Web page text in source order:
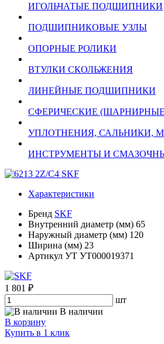
ИГОЛЬЧАТЫЕ ПОДШИПНИКИ
ПОДШИПНИКОВЫЕ УЗЛЫ
ОПОРНЫЕ РОЛИКИ
ВТУЛКИ СКОЛЬЖЕНИЯ
ЛИНЕЙНЫЕ ПОДШИПНИКИ
СФЕРИЧЕСКИЕ
УПЛОТНЕНИЯ, САЛЬНИКИ,
ИНСТРУМЕНТЫ И
Характеристики
Бренд SKF
Внутренний диаметр (мм) 65
Наружный диаметр (мм) 120
Ширина (мм) 23
Артикул УТ УТ000019371
1 801 ₽
шт
В наличии
В корзину
Купить в 1 клик